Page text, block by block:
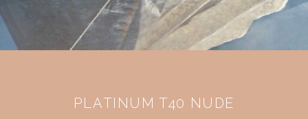
PLATINUM T40 NUDE